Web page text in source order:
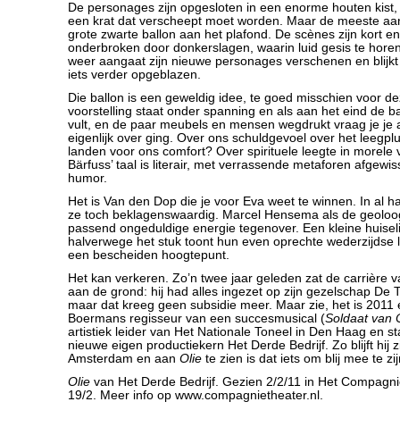
De personages zijn opgesloten in een enorme houten
een krat dat verscheept moet worden. Maar de meeste
grote zwarte ballon aan het plafond. De scènes zijn kort
onderbroken door donkerslagen, waarin luid gesis te
weer aangaat zijn nieuwe personages verschenen en
iets verder opgeblazen.
Die ballon is een geweldig idee, te goed misschien voor
voorstelling staat onder spanning en als aan het eind de
vult, en de paar meubels en mensen wegdrukt vraag je je
eigenlijk over ging. Over ons schuldgevoel over het
landen voor ons comfort? Over spirituele leegte in morele
Bärfuss’ taal is literair, met verrassende metaforen
humor.
Het is Van den Dop die je voor Eva weet te winnen. In al
ze toch beklagenswaardig. Marcel Hensema als de
passend ongeduldige energie tegenover. Een kleine
halverwege het stuk toont hun even oprechte wederzijdse
een bescheiden hoogtepunt.
Het kan verkeren. Zo’n twee jaar geleden zat de carrière
aan de grond: hij had alles ingezet op zijn gezelschap De
maar dat kreeg geen subsidie meer. Maar zie, het is 2011
Boermans regisseur van een succesmusical (Soldaat van
artistiek leider van Het Nationale Toneel in Den Haag en
nieuwe eigen productiekern Het Derde Bedrijf. Zo blijft hij
Amsterdam en aan Olie te zien is dat iets om blij mee te
Olie van Het Derde Bedrijf. Gezien 2/2/11 in Het
19/2. Meer info op www.compagnietheater.nl.